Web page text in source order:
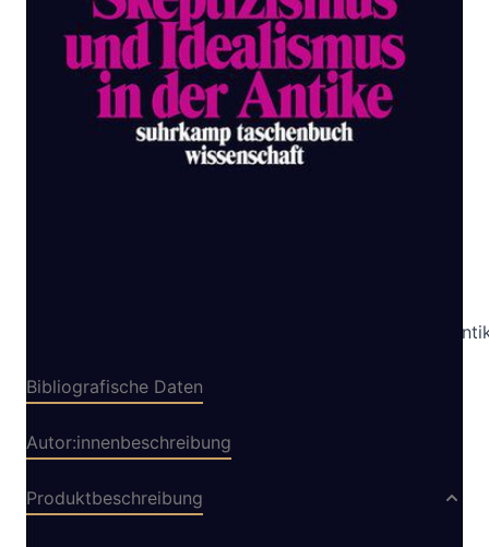
Zur Wunschliste hinzufügen
Markus Gabriel
Bibliografische Daten
Autor:innenbeschreibung
Produktbeschreibung